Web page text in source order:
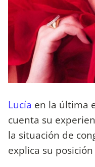
Lucía en la última
cuenta su
la situación de
explica su